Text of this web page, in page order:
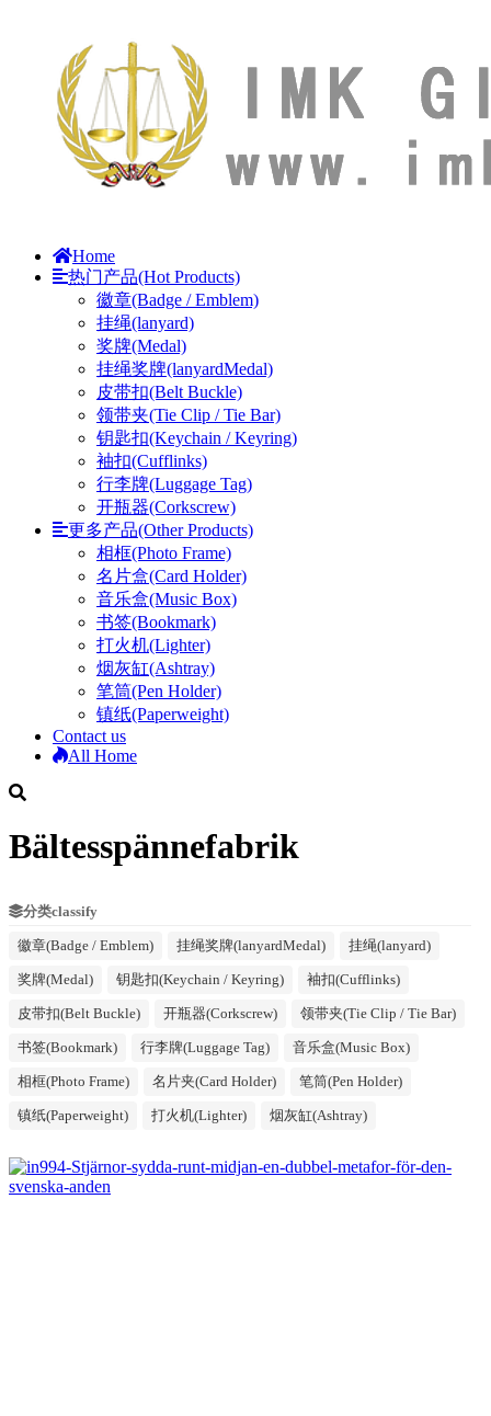
Home
热门产品(Hot Products)
徽章(Badge / Emblem)
挂绳(lanyard)
奖牌(Medal)
挂绳奖牌(lanyardMedal)
皮带扣(Belt Buckle)
领带夹(Tie Clip / Tie Bar)
钥匙扣(Keychain / Keyring)
袖扣(Cufflinks)
行李牌(Luggage Tag)
开瓶器(Corkscrew)
更多产品(Other Products)
相框(Photo Frame)
名片盒(Card Holder)
音乐盒(Music Box)
书签(Bookmark)
打火机(Lighter)
烟灰缸(Ashtray)
笔筒(Pen Holder)
镇纸(Paperweight)
Contact us
All Home
Bältesspännefabrik
分类classify
徽章(Badge / Emblem) 挂绳奖牌(lanyardMedal) 挂绳(lanyard)
奖牌(Medal) 钥匙扣(Keychain / Keyring) 袖扣(Cufflinks)
皮带扣(Belt Buckle) 开瓶器(Corkscrew) 领带夹(Tie Clip / Tie Bar)
书签(Bookmark) 行李牌(Luggage Tag) 音乐盒(Music Box)
相框(Photo Frame) 名片夹(Card Holder) 笔筒(Pen Holder)
镇纸(Paperweight) 打火机(Lighter) 烟灰缸(Ashtray)